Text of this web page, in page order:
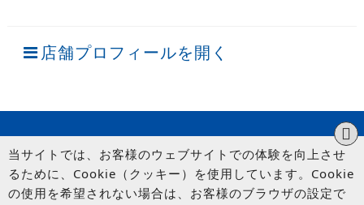
店舗プロフィールを開く
当サイトでは、お客様のウェブサイトでの体験を向上させ
るために、Cookie（クッキー）を使用しています。Cookie
の使用を希望されない場合は、お客様のブラウザの設定で